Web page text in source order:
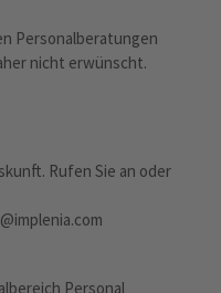
Personalberatungen
nicht erwünscht.
Rufen Sie an oder
Personal